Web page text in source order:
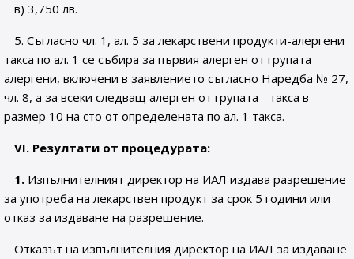
в) 3,750 лв.
5. Съгласно чл. 1, ал. 5 за лекарствени продукти-алергени
такса по ал. 1 се събира за първия алерген от групата
алергени, включени в заявлението съгласно Наредба № 27,
чл. 8, а за всеки следващ алерген от групата - такса в
размер 10 на сто от определената по ал. 1 такса.
VІ. Резултати от процедурата:
1. Изпълнителният директор на ИАЛ издава разрешение
за употреба на лекарствен продукт за срок 5 години или
отказ за издаване на разрешение.
Отказът на изпълнителния директор на ИАЛ за издаване